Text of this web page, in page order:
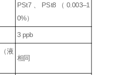
PSt7、PSt8（0.003–1
0%）
3 ppb
液
相同